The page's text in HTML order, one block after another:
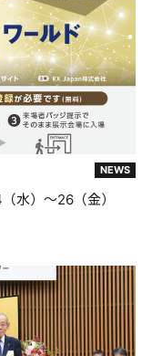
NEWS
水）～26（金）